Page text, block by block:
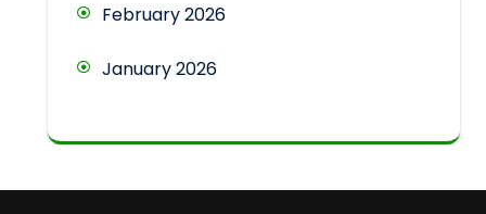
February 2026
January 2026